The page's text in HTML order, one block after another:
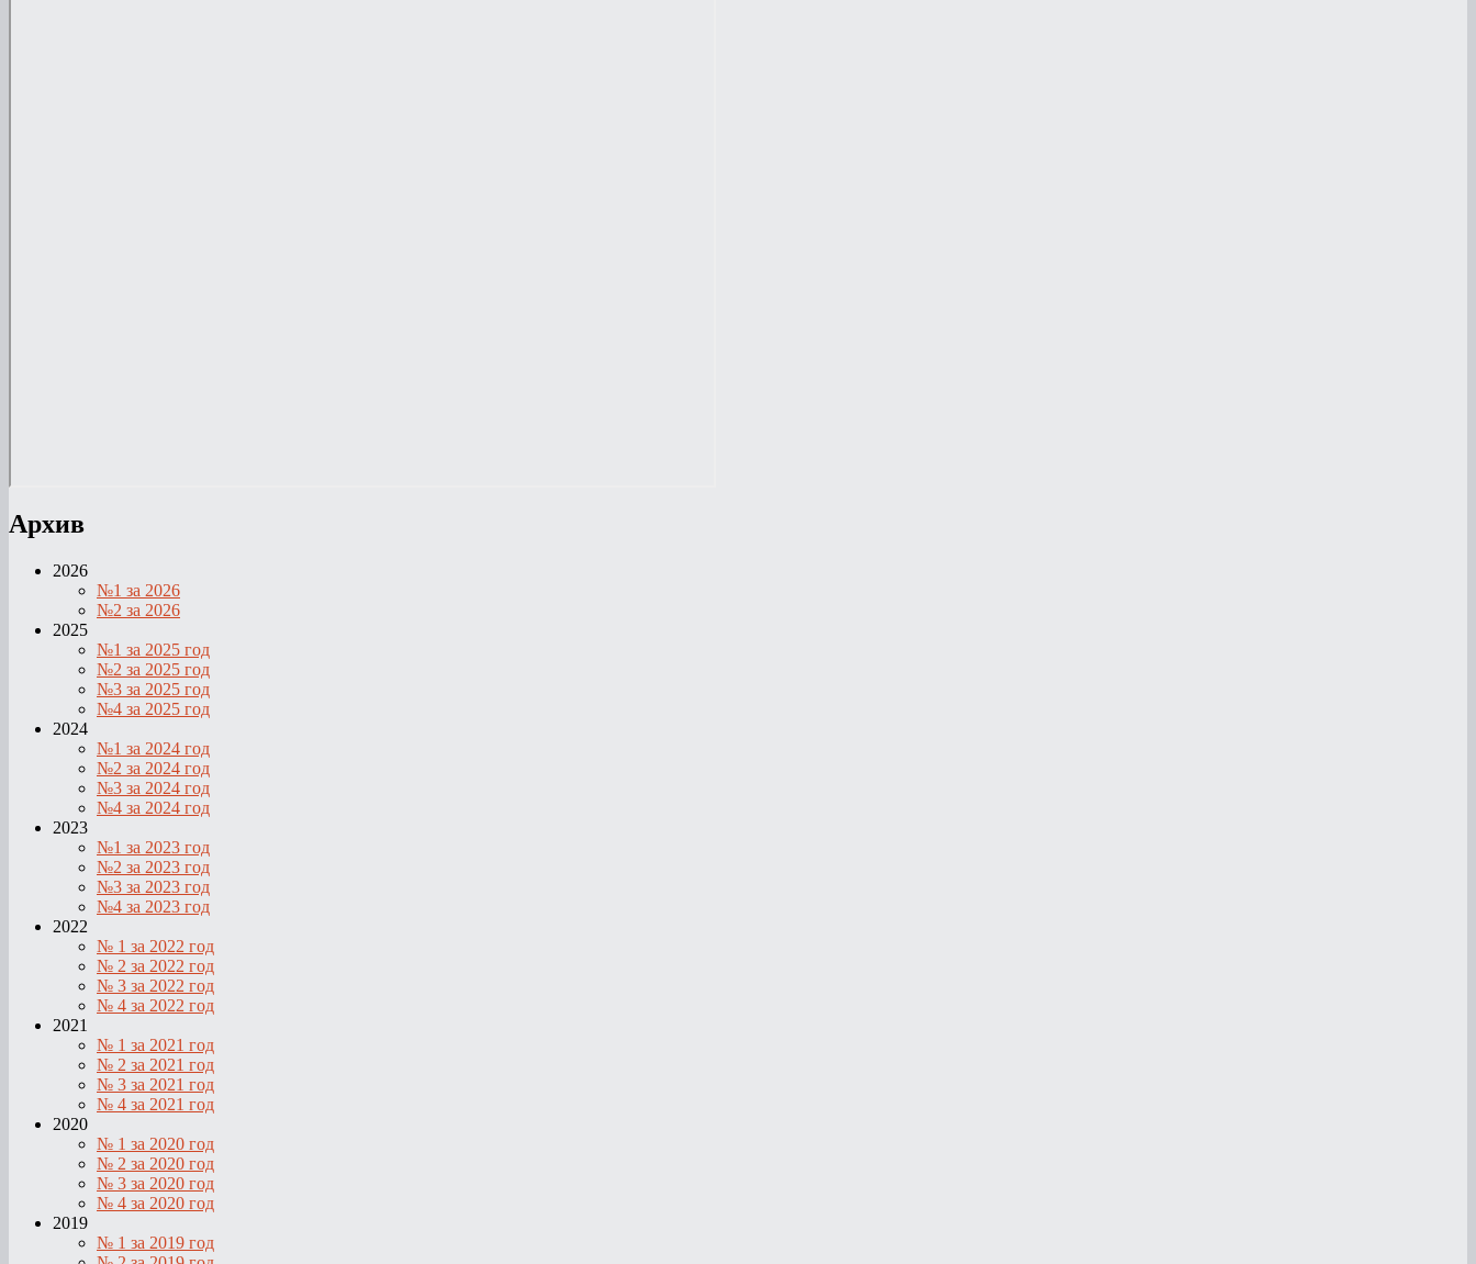
Архив
2026
№1 за 2026
№2 за 2026
2025
№1 за 2025 год
№2 за 2025 год
№3 за 2025 год
№4 за 2025 год
2024
№1 за 2024 год
№2 за 2024 год
№3 за 2024 год
№4 за 2024 год
2023
№1 за 2023 год
№2 за 2023 год
№3 за 2023 год
№4 за 2023 год
2022
№ 1 за 2022 год
№ 2 за 2022 год
№ 3 за 2022 год
№ 4 за 2022 год
2021
№ 1 за 2021 год
№ 2 за 2021 год
№ 3 за 2021 год
№ 4 за 2021 год
2020
№ 1 за 2020 год
№ 2 за 2020 год
№ 3 за 2020 год
№ 4 за 2020 год
2019
№ 1 за 2019 год